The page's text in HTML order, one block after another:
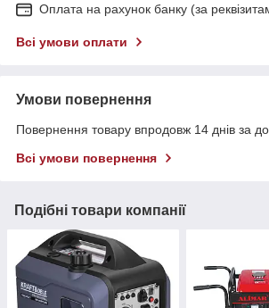
Оплата на рахунок банку (за
Всі умови оплати
Умови повернення
Повернення товару впродовж 14 днів за
Всі умови повернення
Подібні товари компанії